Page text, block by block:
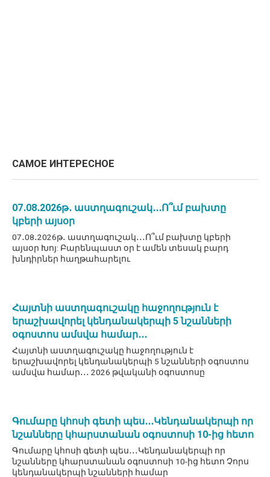
САМОЕ ИНТЕРЕСНОЕ
07․08․2026թ․ աստղագուշակ․․․Ո՞ւմ բախտը
կբերի այսօր
07․08․2026թ․ աստղագուշակ․․․Ո՞ւմ բախտը կբերի
այսօր Խոյ: Բարենպաստ օր է ամեն տեսակ բարդ
խնդիրներ հաղթահարելու
Հայտնի աստղագուշակը հաջողություն է
երաշխավորել կենդանակերպի 5 նշանների
օգոստոս ամսվա համար․․․
Հայտնի աստղագուշակը հաջողություն է
երաշխավորել կենդանակերպի 5 նշանների օգոստոս
ամսվա համար․․․ 2026 թվականի օգոստոսը
Գումարը կհոսի գետի պես․․․Կենդանակերպի որ
նշանները կհարստանան օգոստոսի 10-ից հետո
Գումարը կհոսի գետի պես․․․Կենդանակերպի որ
նշանները կհարստանան օգոստոսի 10-ից հետո Չորս
կենդանակերպի նշանների համար